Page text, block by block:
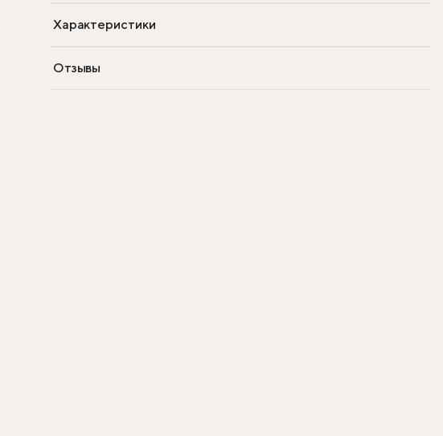
Характеристики
Отзывы